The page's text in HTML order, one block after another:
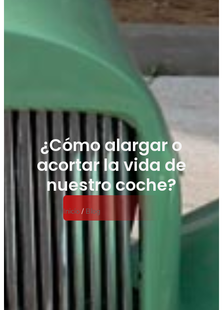
¿Cómo alargar o
acortar la vida de
nuestro coche?
Inicio/ Blog